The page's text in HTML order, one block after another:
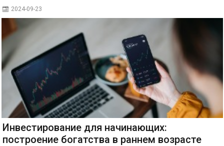
2024-09-23
Инвестирование для начинающих:
построение богатства в раннем возрасте